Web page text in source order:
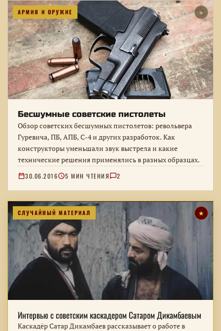
АРМИЯ И ОРУЖИЕ ★
Бесшумные советские пистолеты
Обзор советских бесшумных пистолетов: револьвера
Гуревича, ПБ, АПБ, С-4 и других разработок. Как
конструкторы уменьшали звук выстрела и какие
технические решения применялись в разных образцах.
30.06.2016 5 МИН ЧТЕНИЯ 2
СЛУЧАЙНЫЙ МАТЕРИАЛ ★
Интервью с советским каскадером Сатаром Дикамбаевым
Каскадёр Сатар Дикамбаев рассказывает о работе в